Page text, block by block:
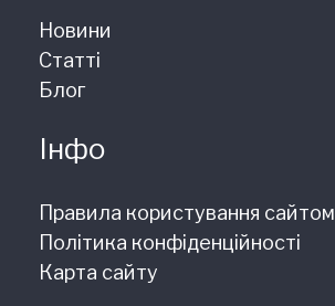
Новини
Статті
Блог
Інфо
Правила користування сайтом
Політика конфіденційності
Карта сайту